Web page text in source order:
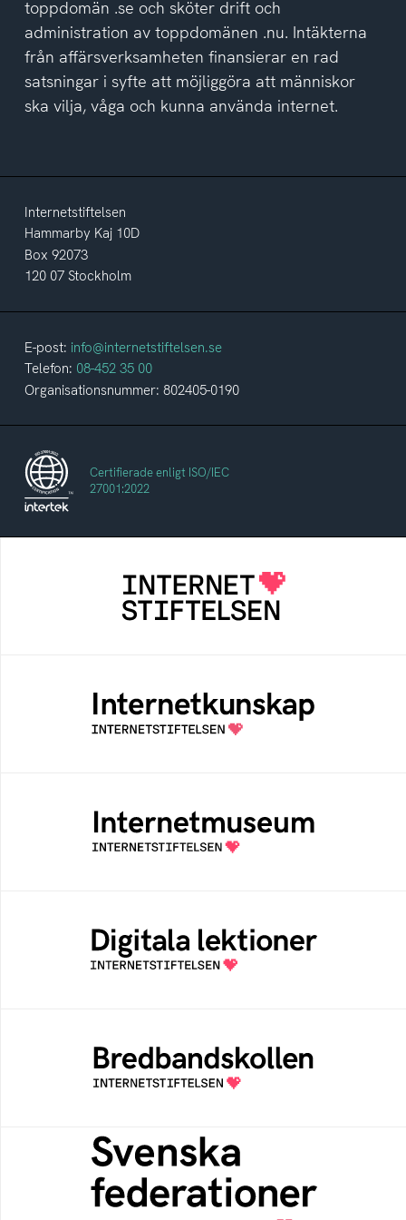
toppdomän .se och sköter drift och
administration av toppdomänen .nu. Intäkterna
från affärsverksamheten finansierar en rad
satsningar i syfte att möjliggöra att människor
ska vilja, våga och kunna använda internet.
Internetstiftelsen
Hammarby Kaj 10D
Box 92073
120 07 Stockholm
E-post: info@internetstiftelsen.se
Telefon: 08-452 35 00
Organisationsnummer: 802405-0190
Certifierade enligt ISO/IEC
27001:2022
Internetstiftelsen verkar för ett internet som
bidrar positivt till människan och samhället
Samlad kunskap som hjälper dig att bli en
säker och medveten internetanvändare
Ett digitalt museum som byggts, och kureras
av Internetstiftelsen
Öppen digital lärresurs med färdiga lektioner
för alla stadier i grundskolan
Bredbandskollen är ett oberoende
konsumentverktyg som drivs av
Internetstiftelsen
Svenska federationer
Grunden för medlemskap i en sektors- eller
kontextspecifik federation